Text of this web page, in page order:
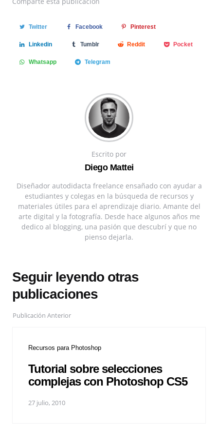
Twitter Facebook Pinterest
Linkedin Tumblr Reddit Pocket
Whatsapp Telegram
Escrito por
Diego Mattei
Diseñador autodidacta freelance ensañado con ayudar a
estudiantes y colegas en la búsqueda de recursos y
materiales útiles para el aprendizaje diario. Amante del
arte digital y la fotografía. Desde hace algunos años me
dedico al blogging, una pasión que descubrí y que no
pienso dejarla.
Seguir leyendo otras
publicaciones
Publicación Anterior
Recursos para Photoshop
Tutorial sobre selecciones
complejas con Photoshop CS5
27 julio, 2010